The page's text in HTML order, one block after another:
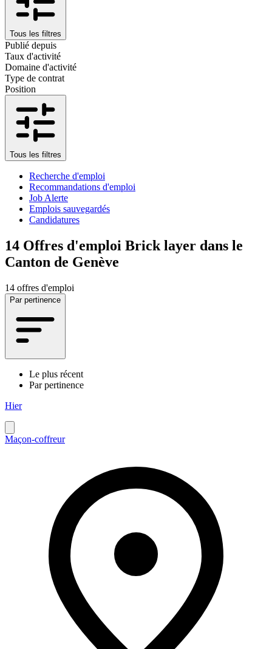
Tous les filtres
Publié depuis
Taux d'activité
Domaine d'activité
Type de contrat
Position
Tous les filtres
Recherche d'emploi
Recommandations d'emploi
Job Alerte
Emplois sauvegardés
Candidatures
14 Offres d'emploi Brick layer dans le
Canton de Genève
14 offres d'emploi
Par pertinence
Le plus récent
Par pertinence
Hier
Maçon-coffreur